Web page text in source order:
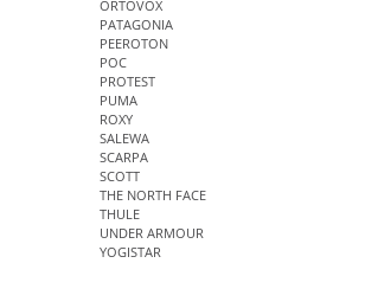
ORTOVOX
PATAGONIA
PEEROTON
POC
PROTEST
PUMA
ROXY
SALEWA
SCARPA
SCOTT
THE NORTH FACE
THULE
UNDER ARMOUR
YOGISTAR